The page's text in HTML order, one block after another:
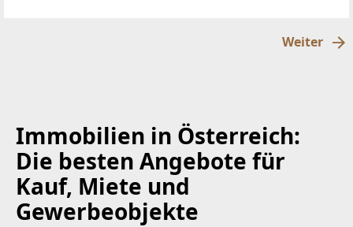
Weiter
Immobilien in Österreich:
Die besten Angebote für
Kauf, Miete und
Gewerbeobjekte